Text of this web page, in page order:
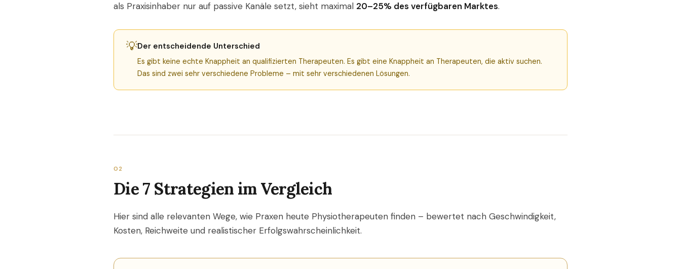
als Praxisinhaber nur auf passive Kanäle setzt, sieht maximal 20–25% des verfügbaren Marktes.
💡Der entscheidende Unterschied
Es gibt keine echte Knappheit an qualifizierten Therapeuten. Es gibt eine Knappheit an Therapeuten, die aktiv suchen.
Das sind zwei sehr verschiedene Probleme – mit sehr verschiedenen Lösungen.
02
Die 7 Strategien im Vergleich
Hier sind alle relevanten Wege, wie Praxen heute Physiotherapeuten finden – bewertet nach Geschwindigkeit,
Kosten, Reichweite und realistischer Erfolgswahrscheinlichkeit.